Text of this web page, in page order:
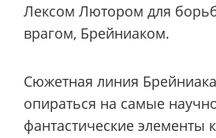
Лексом Лютором для
врагом, Брейниаком.
Сюжетная линия
опираться на самые
фантастические элементы